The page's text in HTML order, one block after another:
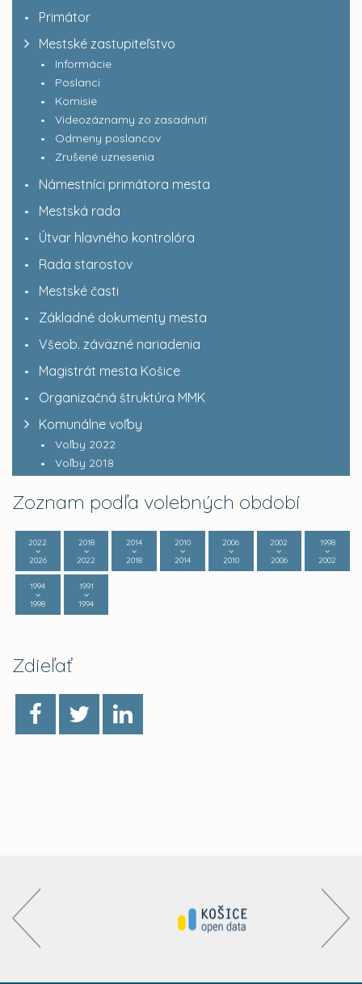
Primátor
Mestské zastupiteľstvo
Informácie
Poslanci
Komisie
Videozáznamy zo zasadnutí
Odmeny poslancov
Zrušené uznesenia
Námestníci primátora mesta
Mestská rada
Útvar hlavného kontrolóra
Rada starostov
Mestské časti
Základné dokumenty mesta
Všeob. záväzné nariadenia
Magistrát mesta Košice
Organizačná štruktúra MMK
Komunálne voľby
Voľby 2022
Voľby 2018
Zoznam podľa volebných období
2022
2026
2018
2022
2014
2018
2010
2014
2006
2010
2002
2006
1998
2002
1994
1998
1991
1994
Zdieľať